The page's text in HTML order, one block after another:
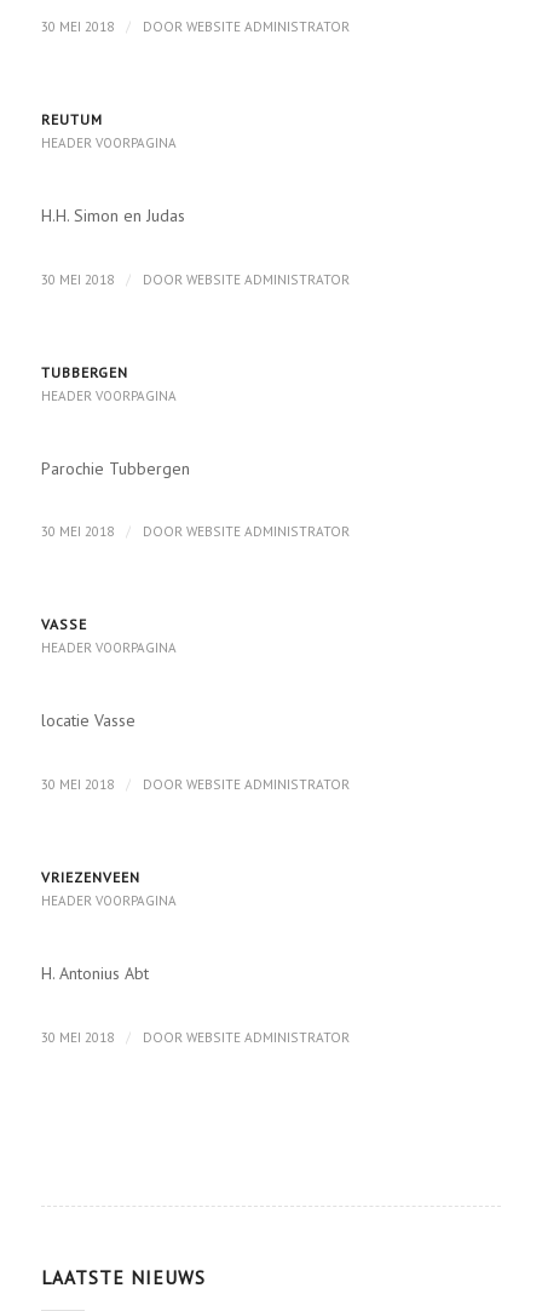
30 MEI 2018 / DOOR WEBSITE ADMINISTRATOR
REUTUM
HEADER VOORPAGINA
H.H. Simon en Judas
30 MEI 2018 / DOOR WEBSITE ADMINISTRATOR
TUBBERGEN
HEADER VOORPAGINA
Parochie Tubbergen
30 MEI 2018 / DOOR WEBSITE ADMINISTRATOR
VASSE
HEADER VOORPAGINA
locatie Vasse
30 MEI 2018 / DOOR WEBSITE ADMINISTRATOR
VRIEZENVEEN
HEADER VOORPAGINA
H. Antonius Abt
30 MEI 2018 / DOOR WEBSITE ADMINISTRATOR
LAATSTE NIEUWS